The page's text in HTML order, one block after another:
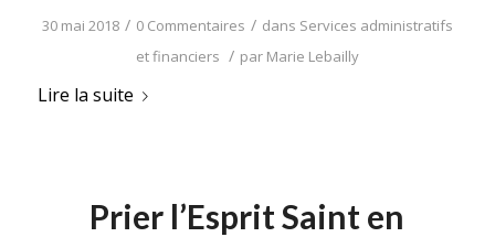
30 mai 2018 / 0 Commentaires / dans Services administratifs
et financiers / par Marie Lebailly
Lire la suite
Prier l’Esprit Saint en